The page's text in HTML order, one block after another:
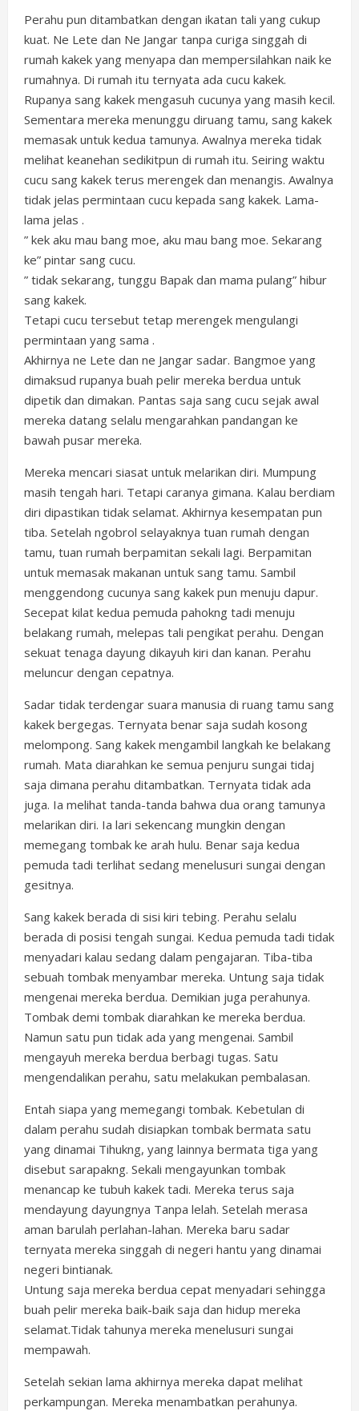
Perahu pun ditambatkan dengan ikatan tali yang cukup
kuat. Ne Lete dan Ne Jangar tanpa curiga singgah di
rumah kakek yang menyapa dan mempersilahkan naik ke
rumahnya. Di rumah itu ternyata ada cucu kakek.
Rupanya sang kakek mengasuh cucunya yang masih kecil.
Sementara mereka menunggu diruang tamu, sang kakek
memasak untuk kedua tamunya. Awalnya mereka tidak
melihat keanehan sedikitpun di rumah itu. Seiring waktu
cucu sang kakek terus merengek dan menangis. Awalnya
tidak jelas permintaan cucu kepada sang kakek. Lama-
lama jelas .
” kek aku mau bang moe, aku mau bang moe. Sekarang
ke” pintar sang cucu.
” tidak sekarang, tunggu Bapak dan mama pulang” hibur
sang kakek.
Tetapi cucu tersebut tetap merengek mengulangi
permintaan yang sama .
Akhirnya ne Lete dan ne Jangar sadar. Bangmoe yang
dimaksud rupanya buah pelir mereka berdua untuk
dipetik dan dimakan. Pantas saja sang cucu sejak awal
mereka datang selalu mengarahkan pandangan ke
bawah pusar mereka.
Mereka mencari siasat untuk melarikan diri. Mumpung
masih tengah hari. Tetapi caranya gimana. Kalau berdiam
diri dipastikan tidak selamat. Akhirnya kesempatan pun
tiba. Setelah ngobrol selayaknya tuan rumah dengan
tamu, tuan rumah berpamitan sekali lagi. Berpamitan
untuk memasak makanan untuk sang tamu. Sambil
menggendong cucunya sang kakek pun menuju dapur.
Secepat kilat kedua pemuda pahokng tadi menuju
belakang rumah, melepas tali pengikat perahu. Dengan
sekuat tenaga dayung dikayuh kiri dan kanan. Perahu
meluncur dengan cepatnya.
Sadar tidak terdengar suara manusia di ruang tamu sang
kakek bergegas. Ternyata benar saja sudah kosong
melompong. Sang kakek mengambil langkah ke belakang
rumah. Mata diarahkan ke semua penjuru sungai tidaj
saja dimana perahu ditambatkan. Ternyata tidak ada
juga. Ia melihat tanda-tanda bahwa dua orang tamunya
melarikan diri. Ia lari sekencang mungkin dengan
memegang tombak ke arah hulu. Benar saja kedua
pemuda tadi terlihat sedang menelusuri sungai dengan
gesitnya.
Sang kakek berada di sisi kiri tebing. Perahu selalu
berada di posisi tengah sungai. Kedua pemuda tadi tidak
menyadari kalau sedang dalam pengajaran. Tiba-tiba
sebuah tombak menyambar mereka. Untung saja tidak
mengenai mereka berdua. Demikian juga perahunya.
Tombak demi tombak diarahkan ke mereka berdua.
Namun satu pun tidak ada yang mengenai. Sambil
mengayuh mereka berdua berbagi tugas. Satu
mengendalikan perahu, satu melakukan pembalasan.
Entah siapa yang memegangi tombak. Kebetulan di
dalam perahu sudah disiapkan tombak bermata satu
yang dinamai Tihukng, yang lainnya bermata tiga yang
disebut sarapakng. Sekali mengayunkan tombak
menancap ke tubuh kakek tadi. Mereka terus saja
mendayung dayungnya Tanpa lelah. Setelah merasa
aman barulah perlahan-lahan. Mereka baru sadar
ternyata mereka singgah di negeri hantu yang dinamai
negeri bintianak.
Untung saja mereka berdua cepat menyadari sehingga
buah pelir mereka baik-baik saja dan hidup mereka
selamat.Tidak tahunya mereka menelusuri sungai
mempawah.
Setelah sekian lama akhirnya mereka dapat melihat
perkampungan. Mereka menambatkan perahunya.